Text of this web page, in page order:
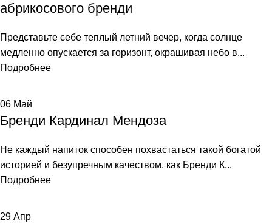
абрикосового бренди
Представьте себе теплый летний вечер, когда солнце
медленно опускается за горизонт, окрашивая небо в...
Подробнее
06 Май
Бренди Кардинал Мендоза
Не каждый напиток способен похвастаться такой богатой
историей и безупречным качеством, как Бренди К...
Подробнее
29 Апр